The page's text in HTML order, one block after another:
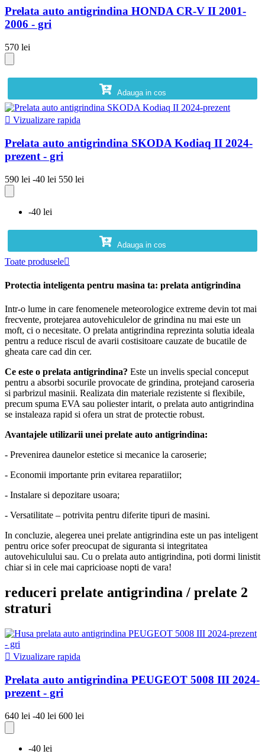
Prelata auto antigrindina HONDA CR-V II 2001-
2006 - gri
570 lei
Adauga in cos
 Vizualizare rapida
Prelata auto antigrindina SKODA Kodiaq II 2024-
prezent - gri
590 lei -40 lei 550 lei
-40 lei
Adauga in cos
Toate produsele
Protectia inteligenta pentru masina ta: prelata antigrindina
Intr-o lume in care fenomenele meteorologice extreme devin tot mai
frecvente, protejarea autovehiculelor de grindina nu mai este un
moft, ci o necesitate. O prelata antigrindina reprezinta solutia ideala
pentru a reduce riscul de avarii costisitoare cauzate de bucatile de
gheata care cad din cer.
Ce este o prelata antigrindina? Este un invelis special conceput
pentru a absorbi socurile provocate de grindina, protejand caroseria
si parbrizul masinii. Realizata din materiale rezistente si flexibile,
precum spuma EVA sau poliester intarit, o prelata auto antigrindina
se instaleaza rapid si ofera un strat de protectie robust.
Avantajele utilizarii unei prelate auto antigrindina:
- Prevenirea daunelor estetice si mecanice la caroserie;
- Economii importante prin evitarea reparatiilor;
- Instalare si depozitare usoara;
- Versatilitate – potrivita pentru diferite tipuri de masini.
In concluzie, alegerea unei prelate antigrindina este un pas inteligent
pentru orice sofer preocupat de siguranta si integritatea
autovehiculului sau. Cu o prelata auto antigrindina, poti dormi linistit
chiar si in cele mai capricioase nopti de vara!
reduceri prelate antigrindina / prelate 2
straturi
 Vizualizare rapida
Prelata auto antigrindina PEUGEOT 5008 III 2024-
prezent - gri
640 lei -40 lei 600 lei
-40 lei